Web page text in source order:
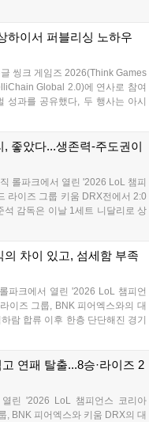
르면 2026년 미국 비디오게임 판
하이서 퍼블리싱 노하우
씽크 게임즈 2026(Think Games
Global 2.0)에 연사로 참여
성과를 공유했다, 두 행사는 아시
2026 개막에 맞춰 개최된 글로
좋았다...생존력-주도권이
롤파크에서 열린 '2026 LoL 챔피
라이즈 그룹 키움 DRX전에서 2:0
석 감독은 이날 1세트 니달리로 상
을 한타로 역전하고 운영으로 잘
차이 있고, 섬세함 부족
파크에서 열린 '2026 LoL 챔피언
이즈 그룹, BNK 피어엑스와의 대
람 합류 이후 한층 단단해진 경기
피어엑스에게 불의의 일격을 당
연패 탈출...8승·라이즈 2
린 '2026 LoL 챔피언스 코리아
, BNK 피어엑스와 키움 DRX의 대